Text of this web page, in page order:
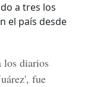
a tres los
el país desde
los diarios
, fue